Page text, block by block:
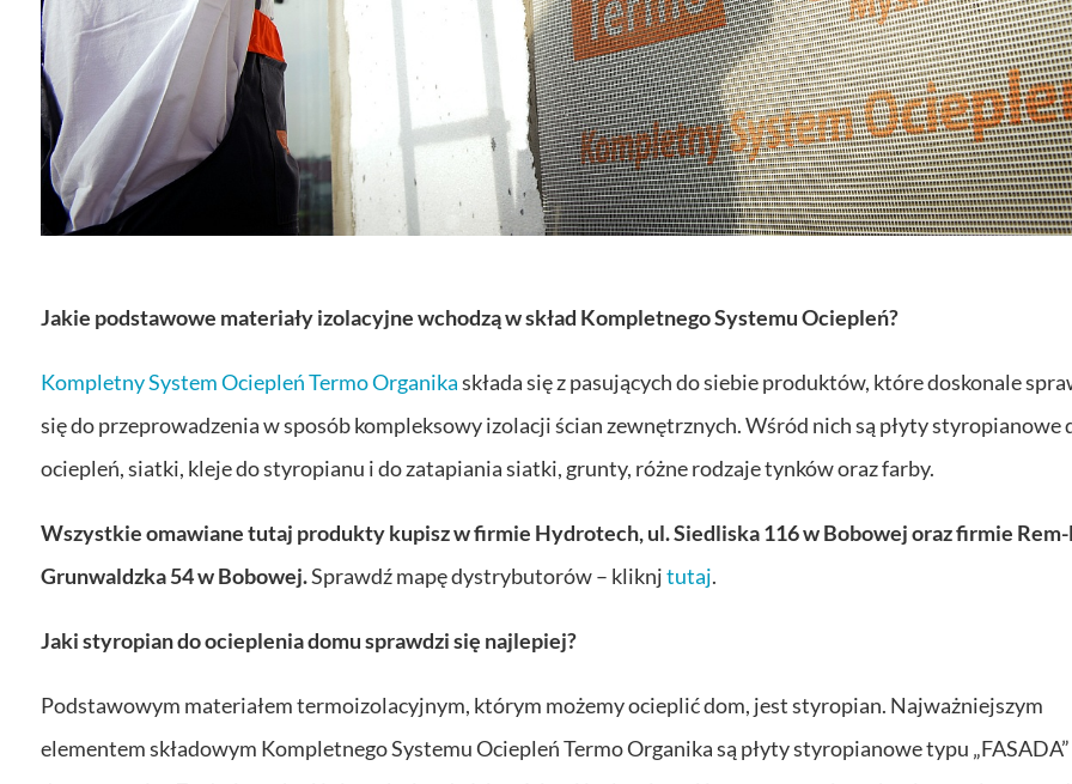
Jakie podstawowe materiały izolacyjne wchodzą w skład Kompletnego Systemu Ociepleń?
Kompletny System Ociepleń Termo Organikaskłada się z pasujących do siebie produktów, które doskonale
się do przeprowadzenia w sposób kompleksowy izolacji ścian zewnętrznych. Wśród nich są płyty styropianowe
ociepleń, siatki, kleje do styropianu i do zatapiania siatki, grunty, różne rodzaje tynków oraz farby.
Wszystkie omawiane tutaj produkty kupisz w firmie Hydrotech, ul. Siedliska 116 w Bobowej oraz firmie Rem-
Grunwaldzka 54 w Bobowej.Sprawdź mapę dystrybutorów – kliknjtutaj.
Jaki styropian do ocieplenia domu sprawdzi się najlepiej?
Podstawowym materiałem termoizolacyjnym, którym możemy ocieplić dom, jest styropian. Najważniejszym
elementem składowym Kompletnego Systemu Ociepleń Termo Organika są płyty styropianowe typu „FASADA”